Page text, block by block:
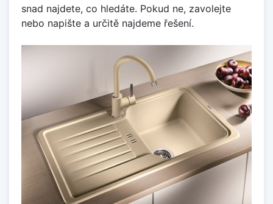
snad najdete, co hledáte. Pokud ne, zavolejte
nebo napište a určitě najdeme řešení.